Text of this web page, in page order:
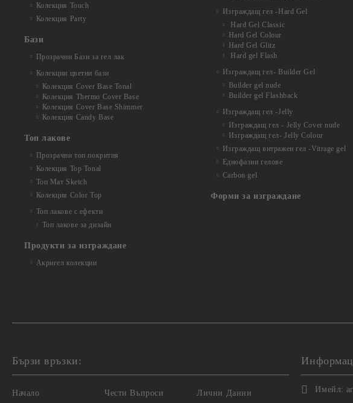
Колекция Touch
Колекция Party
Бази
Прозрачни Бази за гел лак
Колекции цветни бази
Колекция Cover Base Tonal
Колекция Thermo Cover Base
Колекция Cover Base Shimmer
Колекция Candy Base
Топ лакове
Прозрачни топ покрития
Колекция Top Tonal
Топ Мат Sketch
Колекция Color Top
Топ лакове с ефекти
Топ лакове за дизайн
Продукти за изграждане
Акригел колекции
Изграждащ гел -Hard Gel
Hard Gel Classic
Hard Gel Colour
Hard Gel Glitz
Hard gel Flash
Изграждащ гел- Builder Gel
Builder gel nude
Builder gel Flashback
Изграждащ гел -Jelly
Изграждащ гел - Jelly Cover nude
Изграждащ гел- Jelly Colour
Изграждащ витражен гел -Vitrage gel
Еднофазни гелове
Carbon gel
Форми за изграждане
Бързи връзки:
Начало Чести Въпроси Лични Данни Имейл: